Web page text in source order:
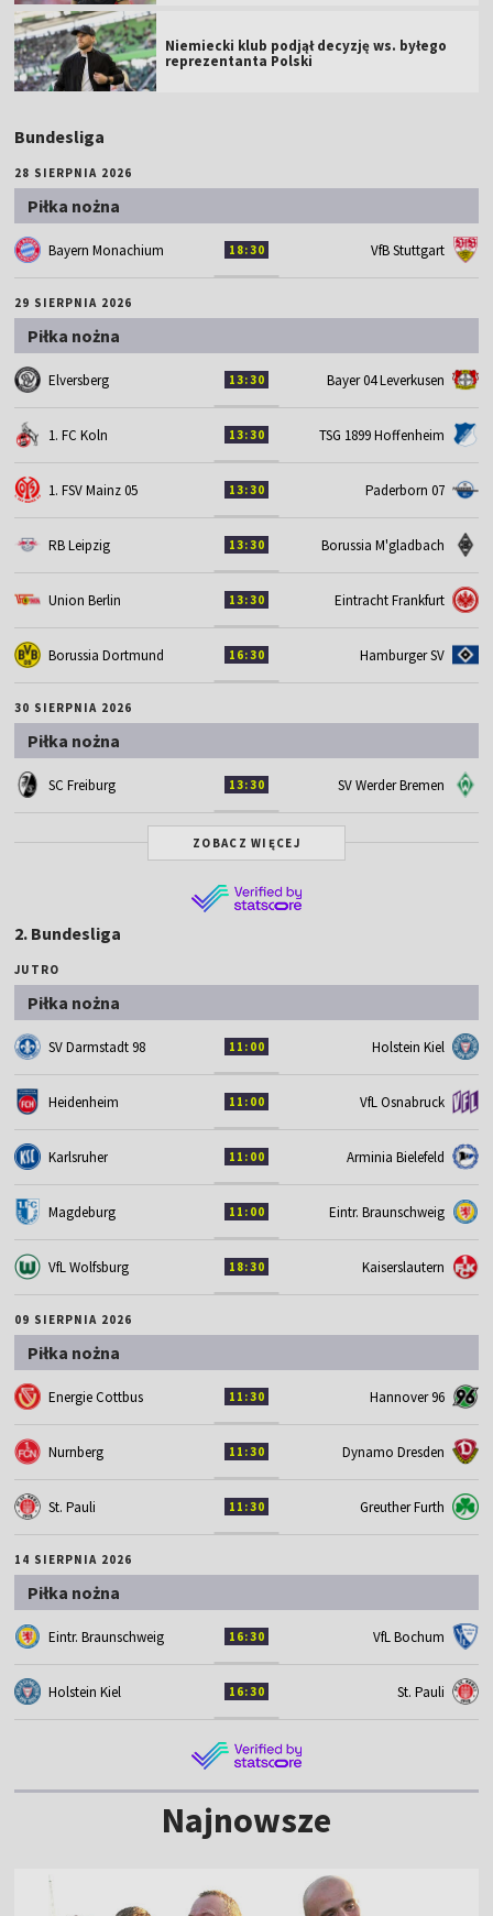
Niemiecki klub podjął decyzję ws. byłego
reprezentanta Polski
Bundesliga
28 SIERPNIA 2026
Piłka nożna
Bayern Monachium 18:30 VfB Stuttgart
29 SIERPNIA 2026
Piłka nożna
Elversberg 13:30 Bayer 04 Leverkusen
1. FC Koln 13:30 TSG 1899 Hoffenheim
1. FSV Mainz 05 13:30 Paderborn 07
RB Leipzig 13:30 Borussia M'gladbach
Union Berlin 13:30 Eintracht Frankfurt
Borussia Dortmund 16:30 Hamburger SV
30 SIERPNIA 2026
Piłka nożna
SC Freiburg 13:30 SV Werder Bremen
ZOBACZ WIĘCEJ
2. Bundesliga
JUTRO
Piłka nożna
SV Darmstadt 98 11:00 Holstein Kiel
Heidenheim 11:00 VfL Osnabruck
Karlsruher 11:00 Arminia Bielefeld
Magdeburg 11:00 Eintr. Braunschweig
VfL Wolfsburg 18:30 Kaiserslautern
09 SIERPNIA 2026
Piłka nożna
Energie Cottbus 11:30 Hannover 96
Nurnberg 11:30 Dynamo Dresden
St. Pauli 11:30 Greuther Furth
14 SIERPNIA 2026
Piłka nożna
Eintr. Braunschweig 16:30 VfL Bochum
Holstein Kiel 16:30 St. Pauli
Najnowsze